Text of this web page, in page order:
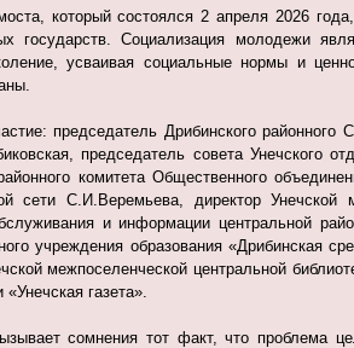
который состоялся 2 апреля 2026
государств. Социализация молодежи
усваивая социальные нормы и
председатель Дрибинского
председатель совета Унечского
комитета Общественного
сети С.И.Веремьева, директор
и информации центральной
учреждения образования «Дрибинская
межпоселенческой центральной
газета».
сомнения тот факт, что проблема